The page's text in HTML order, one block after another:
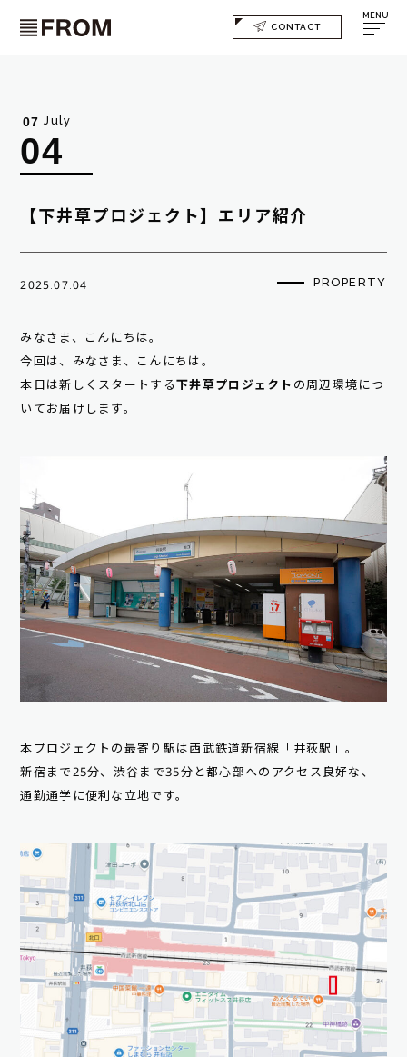
CONTACT
MENU
07 July
04
【下井草プロジェクト】エリア紹介
2025.07.04 PROPERTY
みなさま、こんにちは。
今回は、みなさま、こんにちは。
本日は新しくスタートする 下井草プロジェクト の周辺環境につ
いてお届けします。
本プロジェクトの最寄り駅は西武鉄道新宿線「井荻駅」。
新宿まで25分、渋谷まで35分と都心部へのアクセス良好な、
通勤通学に便利な立地です。